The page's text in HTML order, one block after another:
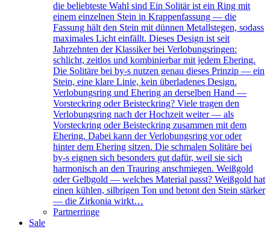
die beliebteste Wahl sind Ein Solitär ist ein Ring mit
einem einzelnen Stein in Krappenfassung — die
Fassung hält den Stein mit dünnen Metallstegen, sodass
maximales Licht einfällt. Dieses Design ist seit
Jahrzehnten der Klassiker bei Verlobungsringen:
schlicht, zeitlos und kombinierbar mit jedem Ehering.
Die Solitäre bei by-s nutzen genau dieses Prinzip — ein
Stein, eine klare Linie, kein überladenes Design.
Verlobungsring und Ehering an derselben Hand —
Vorsteckring oder Beisteckring? Viele tragen den
Verlobungsring nach der Hochzeit weiter — als
Vorsteckring oder Beisteckring zusammen mit dem
Ehering. Dabei kann der Verlobungsring vor oder
hinter dem Ehering sitzen. Die schmalen Solitäre bei
by-s eignen sich besonders gut dafür, weil sie sich
harmonisch an den Trauring anschmiegen. Weißgold
oder Gelbgold — welches Material passt? Weißgold hat
einen kühlen, silbrigen Ton und betont den Stein stärker
— die Zirkonia wirkt…
Partnerringe
Sale